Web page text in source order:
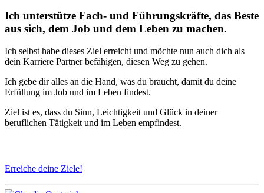
Ich unterstütze Fach- und Führungskräfte, das Beste
aus sich, dem Job und dem Leben zu machen.
Ich selbst habe dieses Ziel erreicht und möchte nun auch dich als
dein Karriere Partner befähigen, diesen Weg zu gehen.
Ich gebe dir alles an die Hand, was du braucht, damit du deine
Erfüllung im Job und im Leben findest.
Ziel ist es, dass du Sinn, Leichtigkeit und Glück in deiner
beruflichen Tätigkeit und im Leben empfindest.
Erreiche deine Ziele!